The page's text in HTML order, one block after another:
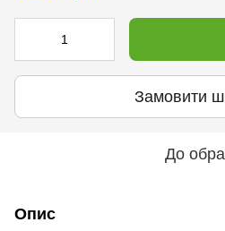
Замовити
До
Опис